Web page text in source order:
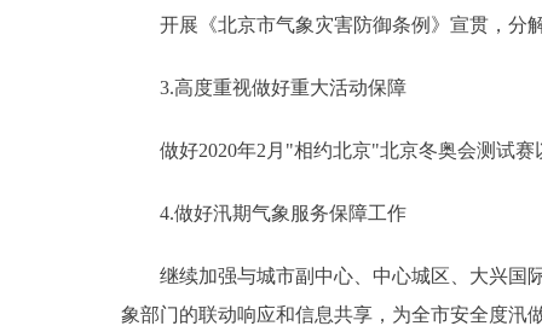
开展《北京市气象灾害防御条例》宣贯，分
3.高度重视做好重大活动保障
做好2020年2月"相约北京"北京冬奥会测试赛
4.做好汛期气象服务保障工作
继续加强与城市副中心、中心城区、大兴国际
象部门的联动响应和信息共享，为全市安全度汛